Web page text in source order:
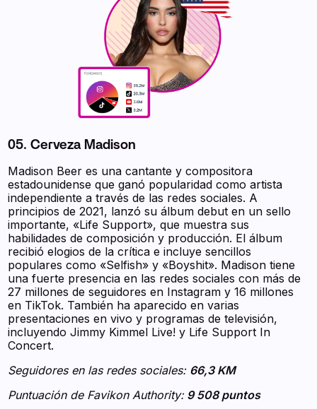
05. Cerveza Madison
Madison Beer es una cantante y compositora
estadounidense que ganó popularidad como artista
independiente a través de las redes sociales. A
principios de 2021, lanzó su álbum debut en un sello
importante, «Life Support», que muestra sus
habilidades de composición y producción. El álbum
recibió elogios de la crítica e incluye sencillos
populares como «Selfish» y «Boyshit». Madison tiene
una fuerte presencia en las redes sociales con más de
27 millones de seguidores en Instagram y 16 millones
en TikTok. También ha aparecido en varias
presentaciones en vivo y programas de televisión,
incluyendo Jimmy Kimmel Live! y Life Support In
Concert.
Seguidores en las redes sociales: 66,3 KM
Puntuación de Favikon Authority:9 508 puntos